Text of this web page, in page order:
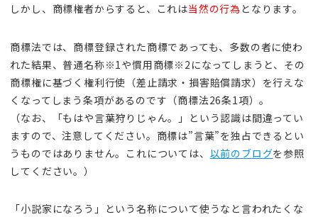
しかし、商標権者からすると、これは当然の行為となります。
商標法では、商標登録された商標であっても、多数の者に使わ
れた結果、普通名称※1や慣用商標※2になってしまうと、その
商標権に基づく権利行使（差止請求・損害賠償請求）を行えな
くなってしまう条項があるのです（商標法26条1項）。
（なお、「もはや言葉狩りじゃん。」という認識は間違ってい
ますので、注意してください。商標は”言葉”を独占できるとい
うものではありません。これについては、 以前のブログを参照
してください。）
「小説家になろう」という名称について使うなと言われたくな